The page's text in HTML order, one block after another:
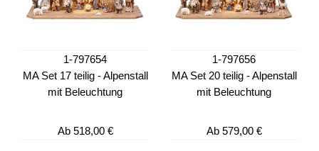
1-797654
MA Set 17 teilig - Alpenstall
mit Beleuchtung
Ab518,00 €
1-797656
MA Set 20 teilig - Alpenstall
mit Beleuchtung
Ab579,00 €